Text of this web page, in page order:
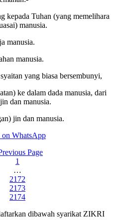
kepada Tuhan (yang memelihara
manusia.
manusia.
manusia.
yang biasa bersembunyi,
ke dalam dada manusia, dari
dan manusia.
jin dan manusia.
on WhatsApp
Page
Page
1
pages
omitted
…
Page
2172
Page
2173
Page
2174
dibawah syarikat ZIKRI